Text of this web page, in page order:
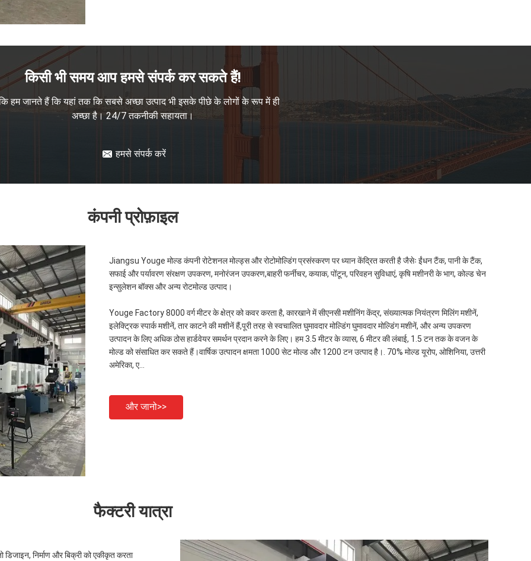
किसी भी समय आप हमसे संपर्क कर सकते हैं!
हम जानते हैं कि यहां तक कि सबसे अच्छा उत्पाद भी इसके पीछे के लोगों के रूप में ही
अच्छा है। 24/7 तकनीकी सहायता।
हमसे संपर्क करें
कंपनी प्रोफ़ाइल
Jiangsu Youge मोल्ड कंपनी रोटेशनल मोल्ड्स और रोटोमोल्डिंग प्रसंस्करण पर ध्यान केंद्रित करती है जैसेः ईंधन टैंक, पानी के टैंक,
सफाई और पर्यावरण संरक्षण उपकरण, मनोरंजन उपकरण,बाहरी फर्नीचर, कयाक, पोंटून, परिवहन सुविधाएं, कृषि मशीनरी के भाग, कोल्ड चेन
इन्सुलेशन बॉक्स और अन्य रोटमोल्ड उत्पाद।
Youge Factory 8000 वर्ग मीटर के क्षेत्र को कवर करता है, कारखाने में सीएनसी मशीनिंग केंद्र, संख्यात्मक नियंत्रण मिलिंग मशीनें,
इलेक्ट्रिक स्पार्क मशीनें, तार काटने की मशीनें हैं,पूरी तरह से स्वचालित घुमावदार मोल्डिंग घुमावदार मोल्डिंग मशीनें, और अन्य उपकरण
उत्पादन के लिए अधिक ठोस हार्डवेयर समर्थन प्रदान करने के लिए। हम 3.5 मीटर के व्यास, 6 मीटर की लंबाई, 1.5 टन तक के वजन के
मोल्ड को संसाधित कर सकते हैं।वार्षिक उत्पादन क्षमता 1000 सेट मोल्ड और 1200 टन उत्पाद है।. 70% मोल्ड यूरोप, ओशिनिया, उत्तरी
अमेरिका, ए...
और जानो>>
फैक्टरी यात्रा
डिजाइन, निर्माण और बिक्री को एकीकृत करता